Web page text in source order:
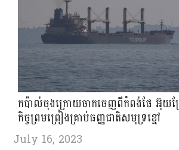
កប៉ាល់ចុងក្រោយចាកចេញពីកំពង់ផែ អ៊ុយក្
កិច្ចព្រមព្រៀងគ្រាប់ធញ្ញជាតិសមុទ្រខ្មៅ
July 16, 2023